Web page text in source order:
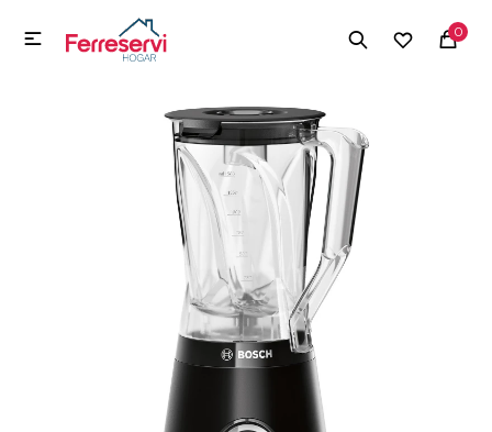
0

MI CUENTA
Herramientas y Construcción
Electrodomésticos